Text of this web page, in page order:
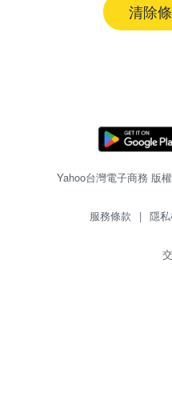
清除
Yahoo台灣電子商務 版
服務條款 | 隱